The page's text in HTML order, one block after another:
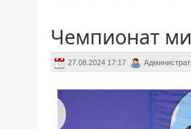
Чемпионат
27.08.2024 17:17